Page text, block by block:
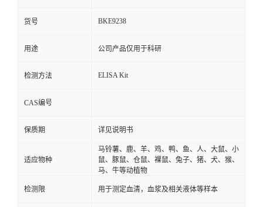
货号 BKE9238
用途 公司产品仅用于科研
检测方法 ELISA Kit
CAS编号
保质期 详见说明书
适应物种
马铃薯、鹿、羊、鸡、鸭、鱼、人、大鼠、小
鼠、豚鼠、仓鼠、裸鼠、兔子、猪、犬、猴、
马、牛等动植物
检测限 用于测定血清，血浆及相关液体等样本